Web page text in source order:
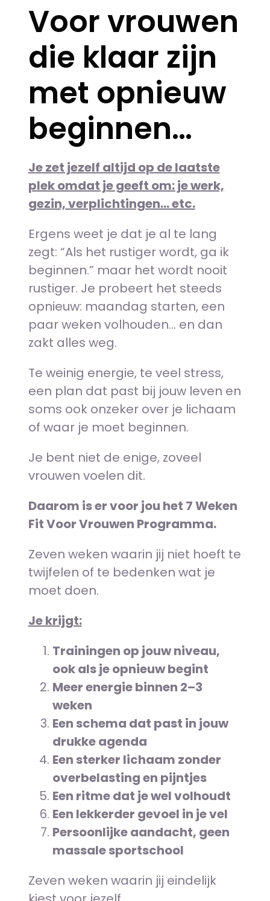
Voor vrouwen
die klaar zijn
met opnieuw
beginnen…
Je zet jezelf altijd op de laatste
plek omdat je geeft om: je werk,
gezin, verplichtingen… etc.
Ergens weet je dat je al te lang
zegt: “Als het rustiger wordt, ga ik
beginnen.” maar het wordt nooit
rustiger. Je probeert het steeds
opnieuw: maandag starten, een
paar weken volhouden… en dan
zakt alles weg.
Te weinig energie, te veel stress,
een plan dat past bij jouw leven en
soms ook onzeker over je lichaam
of waar je moet beginnen.
Je bent niet de enige, zoveel
vrouwen voelen dit.
Daarom is er voor jou het 7 Weken
Fit Voor Vrouwen Programma.
Zeven weken waarin jij niet hoeft te
twijfelen of te bedenken wat je
moet doen.
Je krijgt:
Trainingen op jouw niveau,
ook als je opnieuw begint
Meer energie binnen 2–3
weken
Een schema dat past in jouw
drukke agenda
Een sterker lichaam zonder
overbelasting en pijntjes
Een ritme dat je wel volhoudt
Een lekkerder gevoel in je vel
Persoonlijke aandacht, geen
massale sportschool
Zeven weken waarin jij eindelijk